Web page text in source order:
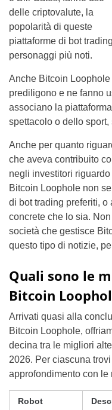
delle criptovalute, la
popolarità di queste
piattaforme di bot
personaggi più noti.
Anche Bitcoin
prediligono e ne fanno
associano la
spettacolo o dello
Anche per quanto
che aveva contribuito
negli investitori riguardo
Bitcoin Loophole non
di bot trading preferiti,
concrete che lo sia.
società che gestisce
questo tipo di notizie,
Quali sono le
Bitcoin
Arrivati quasi alla
Bitcoin Loophole,
decina tra le migliori
2026. Per ciascuna
approfondimento con le
Robot